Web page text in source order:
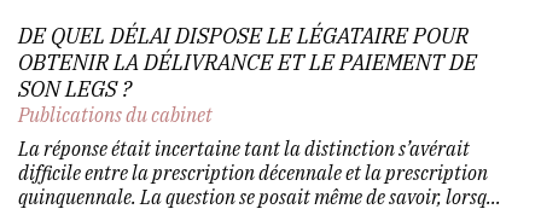
DE QUEL DÉLAI DISPOSE LE LÉGATAIRE POUR
OBTENIR LA DÉLIVRANCE ET LE PAIEMENT DE
SON LEGS ?
Publications du cabinet
La réponse était incertaine tant la distinction s’avérait
difficile entre la prescription décennale et la prescription
quinquennale. La question se posait même de savoir, lorsq...